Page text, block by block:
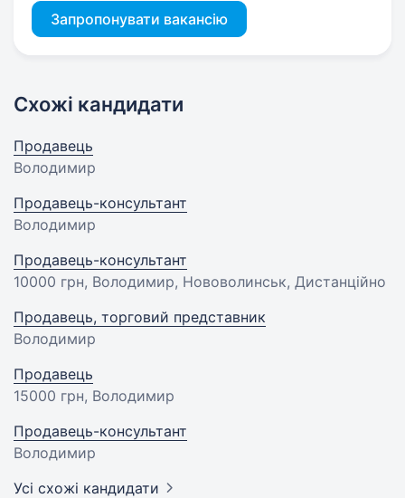
Запропонувати вакансію
Схожі кандидати
Продавець
Володимир
Продавець-консультант
Володимир
Продавець-консультант
10000 грн, Володимир, Нововолинськ, Дистанційно
Продавець, торговий представник
Володимир
Продавець
15000 грн, Володимир
Продавець-консультант
Володимир
Усі схожі кандидати